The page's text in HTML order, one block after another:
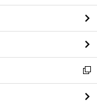
前
ン
ド
ウ
で
開
く
新
し
い